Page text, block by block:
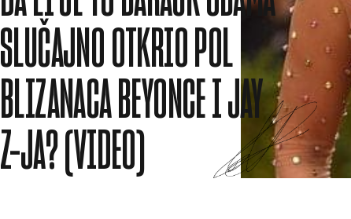
SLUČAJNO OTKRIO POL
BLIZANACA BEYONCE I JAY
Z-JA? (VIDEO)